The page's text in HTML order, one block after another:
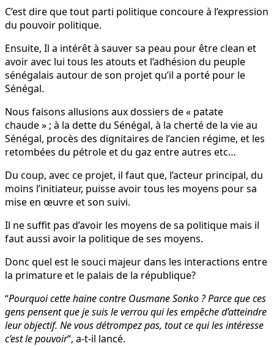
C’est dire que tout parti politique concoure à l’expression
du pouvoir politique.
Ensuite, Il a intérêt à sauver sa peau pour être clean et
avoir avec lui tous les atouts et l’adhésion du peuple
sénégalais autour de son projet qu’il a porté pour le
Sénégal.
Nous faisons allusions aux dossiers de « patate
chaude » ; à la dette du Sénégal, à la cherté de la vie au
Sénégal, procès des dignitaires de l’ancien régime, et les
retombées du pétrole et du gaz entre autres etc…
Du coup, avec ce projet, il faut que, l’acteur principal, du
moins l’initiateur, puisse avoir tous les moyens pour sa
mise en œuvre et son suivi.
Il ne suffit pas d’avoir les moyens de sa politique mais il
faut aussi avoir la politique de ses moyens.
Donc quel est le souci majeur dans les interactions entre
la primature et le palais de la république?
“Pourquoi cette haine contre Ousmane Sonko ? Parce que ces
gens pensent que je suis le verrou qui les empêche d’atteindre
leur objectif. Ne vous détrompez pas, tout ce qui les intéresse
c’est le pouvoir“, a-t-il lancé.